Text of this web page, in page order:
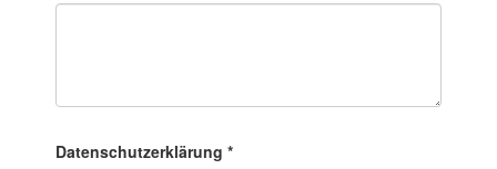
Datenschutz­erklärung *